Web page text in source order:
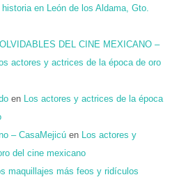
historia en León de los Aldama, Gto.
DEL CINE MEXICANO –
actores y actrices de la época de oro
en
Los actores y actrices de la época
– CasaMejicú en
Los actores y
del cine mexicano
maquillajes más feos y ridículos